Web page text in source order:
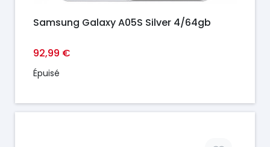
Samsung Galaxy A05S Silver 4/64gb
92,99 €
Épuisé